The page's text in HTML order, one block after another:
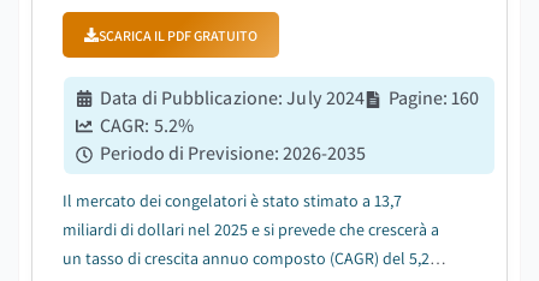
SCARICA IL PDF GRATUITO
Data di Pubblicazione:July 2024 Pagine:160
CAGR: 5.2%
Periodo di Previsione:2026-2035
Il mercato dei congelatori è stato stimato a 13,7
miliardi di dollari nel 2025 e si prevede che crescerà a
un tasso di crescita annuo composto (CAGR) del 5,2%